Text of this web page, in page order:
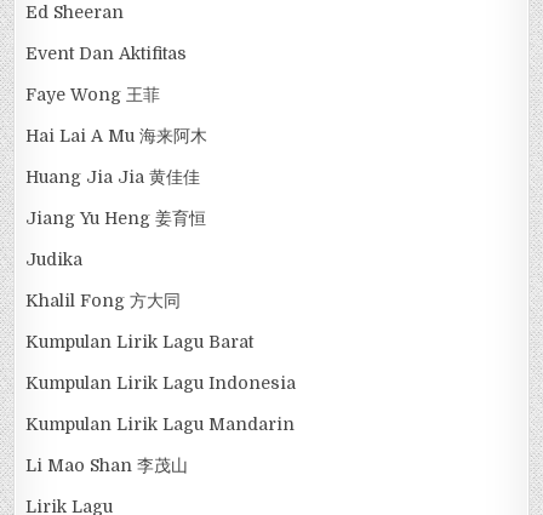
Ed Sheeran
Event Dan Aktifitas
Faye Wong 王菲
Hai Lai A Mu 海来阿木
Huang Jia Jia 黄佳佳
Jiang Yu Heng 姜育恒
Judika
Khalil Fong 方大同
Kumpulan Lirik Lagu Barat
Kumpulan Lirik Lagu Indonesia
Kumpulan Lirik Lagu Mandarin
Li Mao Shan 李茂山
Lirik Lagu